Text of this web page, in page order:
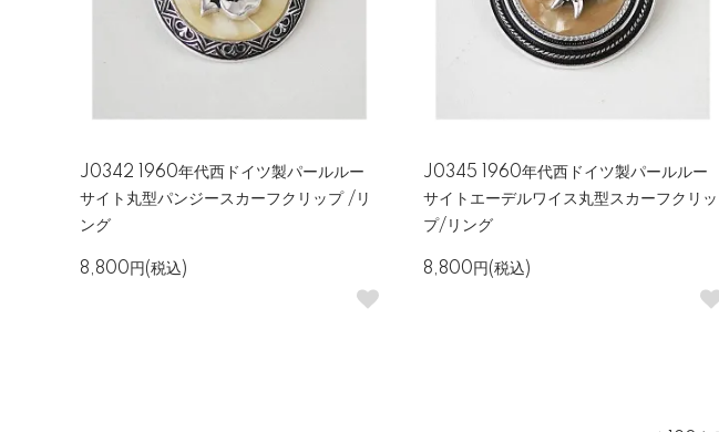
J0342 1960年代西ドイツ製パールルー
サイト丸型パンジースカーフクリップ /リ
ング
8,800円(税込)
J0345 1960年代西ドイツ製パールルー
サイトエーデルワイス丸型スカーフクリッ
プ/リング
8,800円(税込)